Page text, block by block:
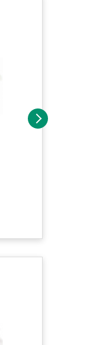
次へ